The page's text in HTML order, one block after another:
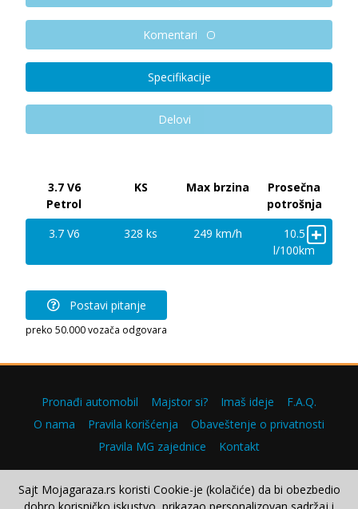
Komentari
Specifikacije
Delovi
3.7 V6
Petrol
KS Max brzina
Prosečna
potrošnja
3.7 V6
328 ks 249 km/h
10.5
l/100km
+
Postavi pitanje
preko 50.000 vozača odgovara
Pronađi automobil Majstor si? Imaš ideje
F.A.Q.
O nama
Pravila korišćenja
Obaveštenje o privatnosti
Pravila MG zajednice
Kontakt
Sajt Mojagaraza.rs koristi Cookie-je (kolačiće) da bi obezbedio